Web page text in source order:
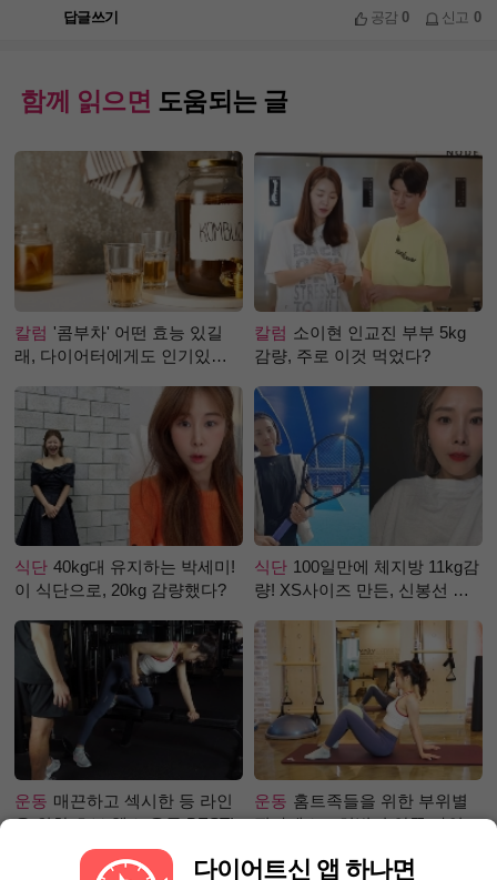
답글쓰기 공감0 신고 0
함께 읽으면 도움되는 글
칼럼 '콤부차' 어떤 효능 있길
래, 다이어터에게도 인기있는
칼럼 소이현 인교진 부부 5kg
감량, 주로 이것 먹었다?
식단 40kg대 유지하는 박세미!
이 식단으로, 20kg 감량했다?
식단 100일만에 체지방 11kg감
량! XS사이즈 만든, 신봉선 식
운동 매끈하고 섹시한 등 라인
을 위한 초보 헬스 운동 BEST!
운동 홈트족들을 위한 부위별
필라테스 – 허벅지 안쪽 라인
다이어트신 앱 하나면